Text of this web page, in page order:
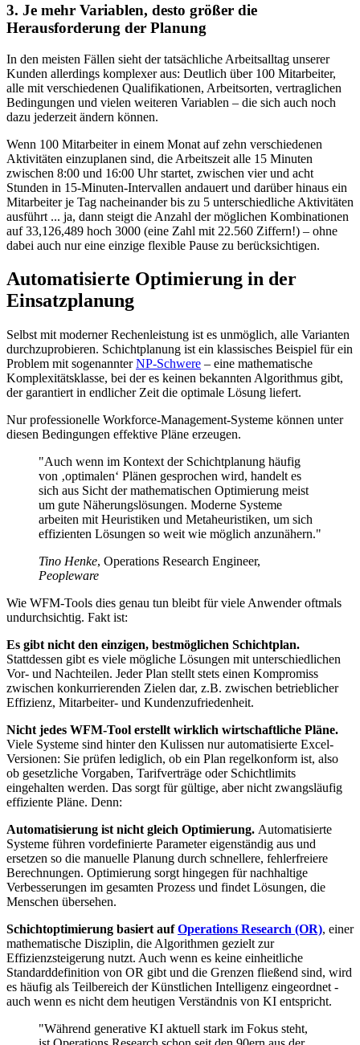
3. Je mehr Variablen, desto größer die
Herausforderung der Planung
In den meisten Fällen sieht der tatsächliche Arbeitsalltag unserer
Kunden allerdings komplexer aus: Deutlich über 100 Mitarbeiter,
alle mit verschiedenen Qualifikationen, Arbeitsorten, vertraglichen
Bedingungen und vielen weiteren Variablen – die sich auch noch
dazu jederzeit ändern können.
Wenn 100 Mitarbeiter in einem Monat auf zehn verschiedenen
Aktivitäten einzuplanen sind, die Arbeitszeit alle 15 Minuten
zwischen 8:00 und 16:00 Uhr startet, zwischen vier und acht
Stunden in 15-Minuten-Intervallen andauert und darüber hinaus ein
Mitarbeiter je Tag nacheinander bis zu 5 unterschiedliche Aktivitäten
ausführt ... ja, dann steigt die Anzahl der möglichen Kombinationen
auf 33,126,489 hoch 3000 (eine Zahl mit 22.560 Ziffern!) – ohne
dabei auch nur eine einzige flexible Pause zu berücksichtigen.
Automatisierte Optimierung in der
Einsatzplanung
Selbst mit moderner Rechenleistung ist es unmöglich, alle Varianten
durchzuprobieren. Schichtplanung ist ein klassisches Beispiel für ein
Problem mit sogenannterNP-Schwere – eine mathematische
Komplexitätsklasse, bei der es keinen bekannten Algorithmus gibt,
der garantiert in endlicher Zeit die optimale Lösung liefert.
Nur professionelle Workforce-Management-Systeme können unter
diesen Bedingungen effektive Pläne erzeugen.
"Auch wenn im Kontext der Schichtplanung häufig
von ‚optimalen‘ Plänen gesprochen wird, handelt es
sich aus Sicht der mathematischen Optimierung meist
um gute Näherungslösungen. Moderne Systeme
arbeiten mit Heuristiken und Metaheuristiken, um sich
effizienten Lösungen so weit wie möglich anzunähern."
Tino Henke, Operations Research Engineer,
Peopleware
Wie WFM-Tools dies genau tun bleibt für viele Anwender oftmals
undurchsichtig. Fakt ist:
Es gibt nicht den einzigen, bestmöglichen Schichtplan.
Stattdessen gibt es viele mögliche Lösungen mit unterschiedlichen
Vor- und Nachteilen. Jeder Plan stellt stets einen Kompromiss
zwischen konkurrierenden Zielen dar, z.B. zwischen betrieblicher
Effizienz, Mitarbeiter- und Kundenzufriedenheit.
Nicht jedes WFM-Tool erstellt wirklich wirtschaftliche Pläne.
Viele Systeme sind hinter den Kulissen nur automatisierte Excel-
Versionen: Sie prüfen lediglich, ob ein Plan regelkonform ist, also
ob gesetzliche Vorgaben, Tarifverträge oder Schichtlimits
eingehalten werden. Das sorgt für gültige, aber nicht zwangsläufig
effiziente Pläne. Denn:
Automatisierung ist nicht gleich Optimierung. Automatisierte
Systeme führen vordefinierte Parameter eigenständig aus und
ersetzen so die manuelle Planung durch schnellere, fehlerfreiere
Berechnungen. Optimierung sorgt hingegen für nachhaltige
Verbesserungen im gesamten Prozess und findet Lösungen, die
Menschen übersehen.
Schichtoptimierung basiert aufOperations Research (OR), einer
mathematische Disziplin, die Algorithmen gezielt zur
Effizienzsteigerung nutzt. Auch wenn es keine einheitliche
Standarddefinition von OR gibt und die Grenzen fließend sind, wird
es häufig als Teilbereich der Künstlichen Intelligenz eingeordnet -
auch wenn es nicht dem heutigen Verständnis von KI entspricht.
"Während generative KI aktuell stark im Fokus steht,